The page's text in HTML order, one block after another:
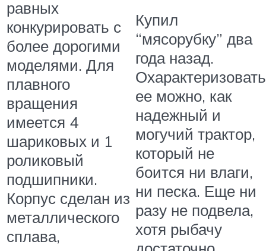
равных
конкурировать с
более дорогими
моделями. Для
плавного
вращения
имеется 4
шариковых и 1
роликовый
подшипники.
Корпус сделан из
металлического
сплава,
Купил
“мясорубку” два
года назад.
Охарактеризовать
ее можно, как
надежный и
могучий трактор,
который не
боится ни влаги,
ни песка. Еще ни
разу не подвела,
хотя рыбачу